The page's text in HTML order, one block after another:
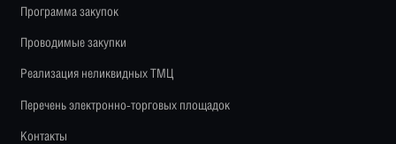
Программа закупок
Проводимые закупки
Реализация неликвидных ТМЦ
Перечень электронно-торговых площадок
Контакты